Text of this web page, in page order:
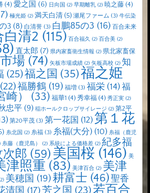
(4) 愛之国 (6) 日向国 (2) 早期離乳 (2) 暁之藤 (4)
極光姫 (2) 満天白清(5) 瀬尾ファーム (3) 牛伝染
3 (8) 白清誉 (3) 白鵬85の3 (16) 百合未来
白清2 (115) 百合福久 (2) 百合美 (2)
直太郎 (7) 県内家畜衛生情報 (2) 県北家畜保
場 (74) 矢板市場成績 (2) 矢板高校 (2) 知
(25)福之国 (35)福之姫
(22)福勝鶴 (19) 福増 (3) 福栄 (14) 福
崎） (33) 福華1 (4) 秀幸福 (4) 秀正実 (2)
忠平 (9) 稲ホールクロップサイレージ (2) 第2平
第20平茂 (3) 第一花国 (12) 第１花
糸北国 (2) 糸福 (3) 糸福(大分) (10) 糸福（鹿児
糸藤（鹿児島） (2) 系統による価格差 (2) 紀多福
次郎 (59)美国桜 (146) 美
津照重 (83) 美津百合 (2) 美津
美穂国 (19)耕富士 (46)聖香
芳之国 (23)若百合